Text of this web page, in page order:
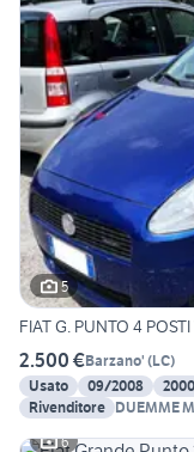
5
FIAT G. PUNTO 4
2.500 €Barzano' (LC)
Usato
09/2008
Rivenditore DUEMME
6